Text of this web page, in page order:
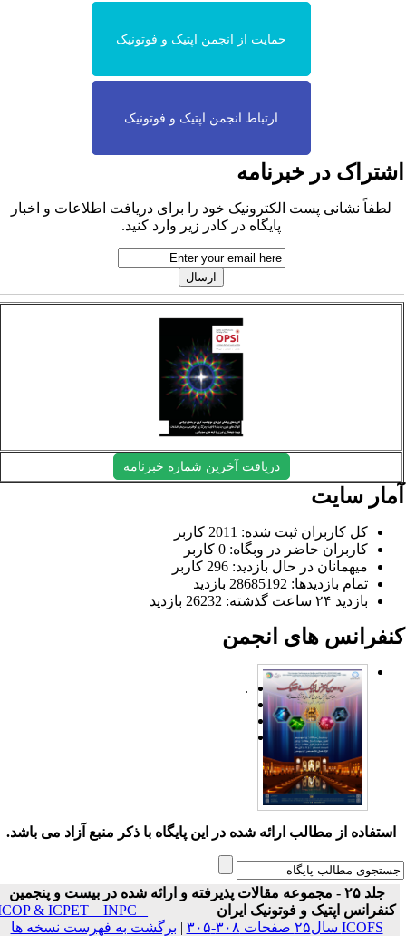
حمایت از انجمن اپتیک و فوتونیک
ارتباط انجمن اپتیک و فوتونیک
در خبرنامه
لطفاً نشانی پست الکترونیک خود را برای دریافت اطلاعات و اخبار
پایگاه در کادر زیر وارد کنید.
دریافت آخرین شماره خبرنامه
سایت
کل کاربران ثبت شده: 2011 کاربر
کاربران حاضر در وبگاه: 0 کاربر
میهمانان در حال بازدید: 296 کاربر
تمام بازدید‌ها: 28685192 بازدید
بازدید ۲۴ ساعت گذشته: 26232 بازدید
های انجمن
.
استفاده از مطالب ارائه شده در این پایگاه با ذکر منبع آزاد می باشد.
جلد ۲۵ - مجموعه مقالات پذیرفته و ارائه شده در بیست و پنجمین
کنفرانس اپتیک و فوتونیک ایران
ICOP & ICPET _ INPC _
ICOFS سال۲۵ صفحات ۳۰۸-۳۰۵
|برگشت به فهرست نسخه ها